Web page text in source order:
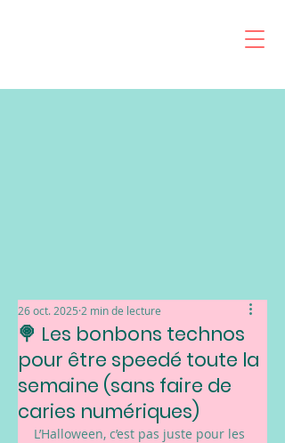
🍭 Les bonbons technos
pour être speedé toute la
semaine (sans faire de
caries numériques)
26 oct. 2025 2 min de lecture
L’Halloween, c’est pas juste pour les